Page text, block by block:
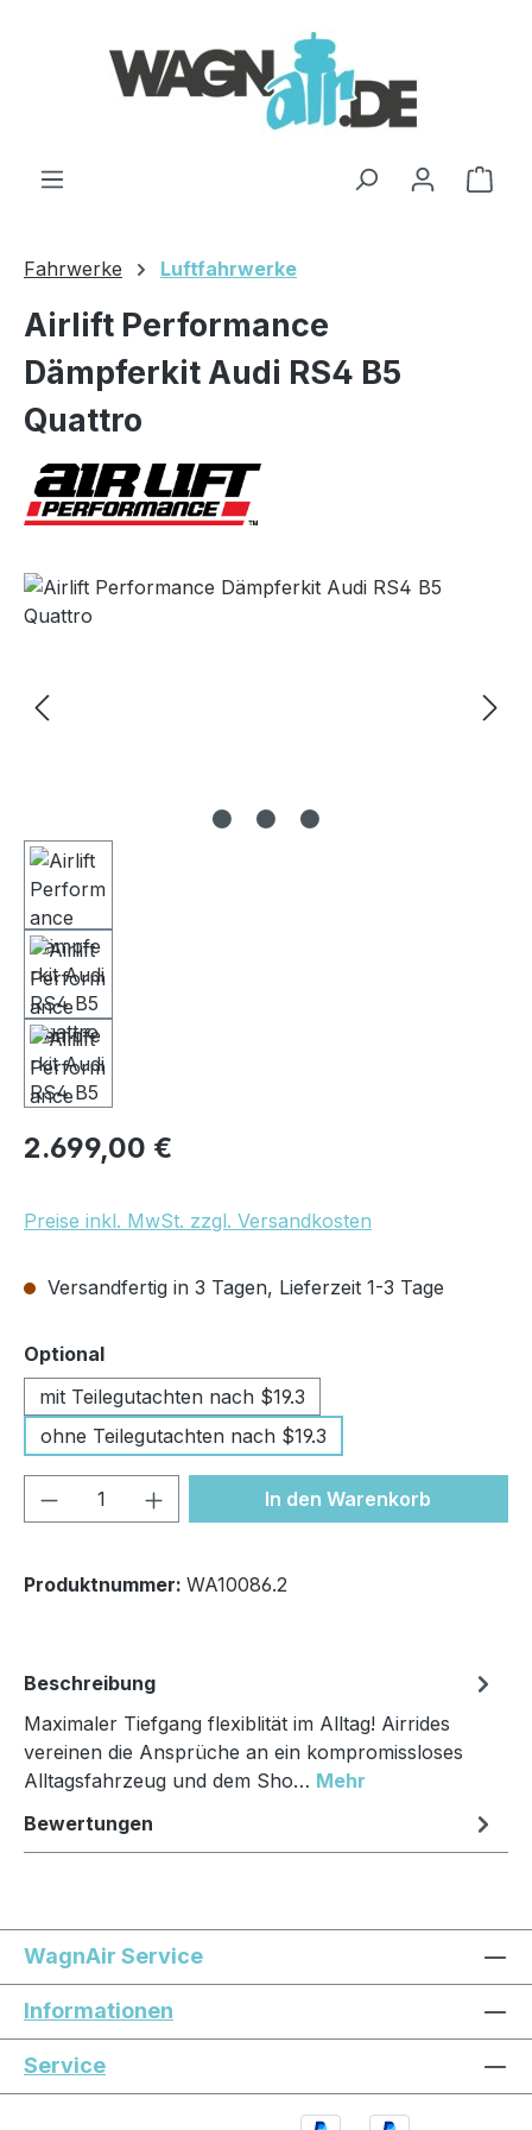
Fahrwerke Luftfahrwerke
Airlift Performance
Dämpferkit Audi RS4 B5
Quattro
Bildergalerie überspringen
Regulärer Preis:
2.699,00 €
Preise inkl. MwSt. zzgl. Versandkosten
Versandfertig in 3 Tagen, Lieferzeit 1-3 Tage
Optionalauswählen
mit Teilegutachten nach $19.3
ohne Teilegutachten nach $19.3
Produkt Anzahl: Gib denIn den Warenkorb
Produktnummer: WA10086.2
Beschreibung
Maximaler Tiefgang flexiblität im Alltag! Airrides
vereinen die Ansprüche an ein kompromissloses
Alltagsfahrzeug und dem Sho… Mehr
Bewertungen
WagnAir Service
Informationen
Service